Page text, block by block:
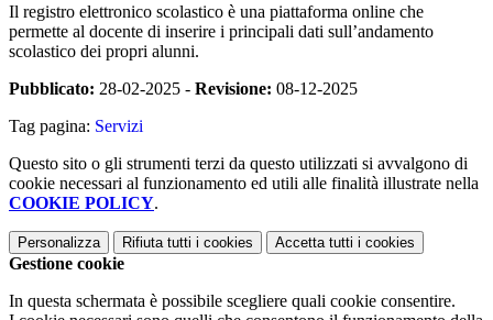
Il registro elettronico scolastico è una piattaforma online che
permette al docente di inserire i principali dati sull’andamento
scolastico dei propri alunni.
Pubblicato: 28-02-2025 - Revisione: 08-12-2025
Tag pagina: Servizi
Questo sito o gli strumenti terzi da questo utilizzati si avvalgono di
cookie necessari al funzionamento ed utili alle finalità illustrate nella
COOKIE POLICY.
Personalizza Rifiuta tutti i cookies Accetta tutti i cookies
Gestione cookie
In questa schermata è possibile scegliere quali cookie consentire.